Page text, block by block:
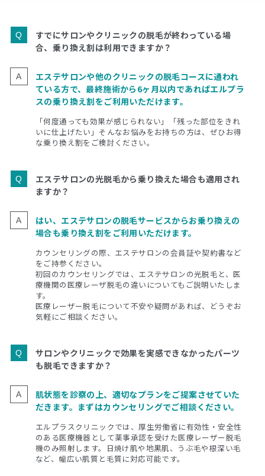
すでにサロンやクリニックの脱毛が終わっている場
合、乗り換え割は利用できますか？
エステサロンや他のクリニックの脱毛コースに通われ
ている方で、最終施術から6ヶ月以内であればエルプラ
スの乗り換え割をご利用いただけます。
「何度通っても効果が感じられない」「残った部位をきれ
いに仕上げたい」そんなお悩みをお持ちの方は、ぜひお得
な乗り換え割をご検討ください。
エステサロンの光脱毛から乗り換えた場合も適用され
ますか？
はい、エステサロンの脱毛サービスからお乗り換えの
場合も乗り換え割をご利用いただけます。
カウンセリングの際、エステサロンの会員証や契約書など
をご持参ください。
初回のカウンセリングでは、エステサロンの光脱毛と、医
療機関の医療レーザ脱毛の違いについてもご説明いたしま
す。
医療レーザー脱毛について不安や疑問があれば、どうぞお
気軽にご相談ください。
サロンやクリニックで効果を実感できなかったパーツ
も脱毛できますか？
肌状態を診察の上、適切なプランをご提案させていた
だきます。まずはカウンセリングでご相談ください。
エルプラスクリニックでは、厚生労働省に有効性・安全性
のある医療機器として薬事承認を受けた医療レーザー脱毛
機のみ照射します。日焼け肌や地黒肌、うぶ毛や根深い毛
など、幅広い肌質と毛質に対応可能です。